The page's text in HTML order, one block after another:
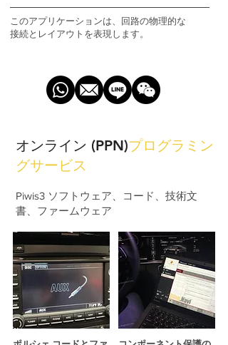
このアプリケーションは、回路の物理的な
接続とレイアウトを表現します。
オンライン (PPN)プログラミン
グサービス
Piwis3 ソフトウェア、コード、技術文
書、ファームウェア